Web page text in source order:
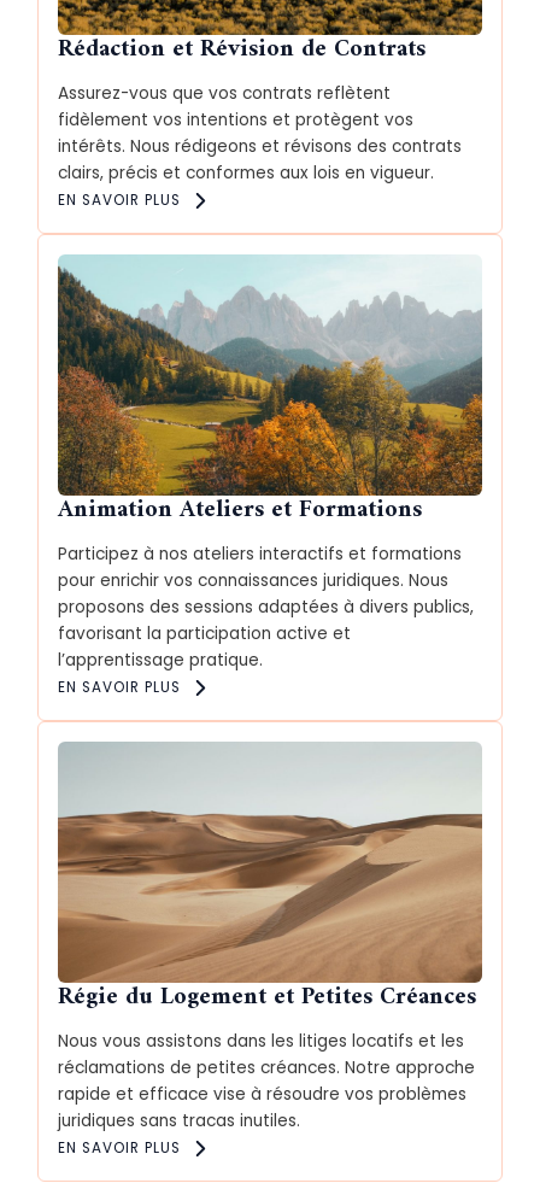
Rédaction et Révision de Contrats
Assurez-vous que vos contrats reflètent
fidèlement vos intentions et protègent vos
intérêts. Nous rédigeons et révisons des contrats
clairs, précis et conformes aux lois en vigueur.
EN SAVOIR PLUS
Animation Ateliers et Formations
Participez à nos ateliers interactifs et formations
pour enrichir vos connaissances juridiques. Nous
proposons des sessions adaptées à divers publics,
favorisant la participation active et
l’apprentissage pratique.
EN SAVOIR PLUS
Régie du Logement et Petites Créances
Nous vous assistons dans les litiges locatifs et les
réclamations de petites créances. Notre approche
rapide et efficace vise à résoudre vos problèmes
juridiques sans tracas inutiles.
EN SAVOIR PLUS